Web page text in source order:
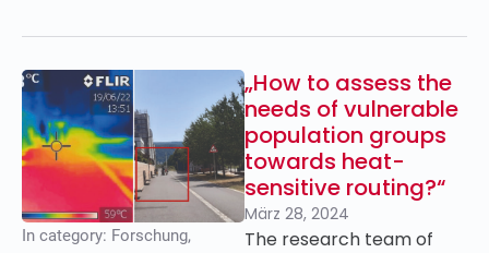
In category: Forschung,
„How to assess the
needs of vulnerable
population groups
towards heat-
sensitive routing?“
März 28, 2024
The research team of